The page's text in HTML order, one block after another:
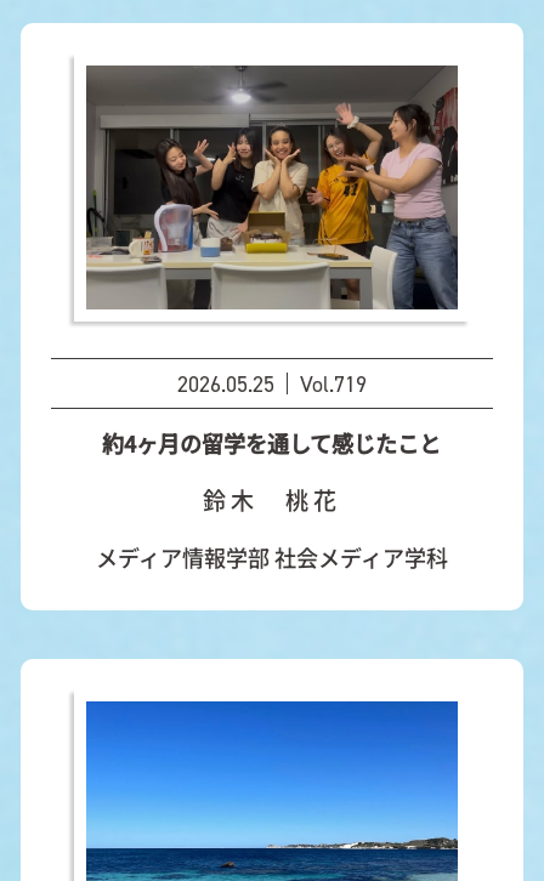
2026.05.25 Vol.719
約4ヶ月の留学を通して感じたこと
鈴木 桃花
メディア情報学部 社会メディア学科